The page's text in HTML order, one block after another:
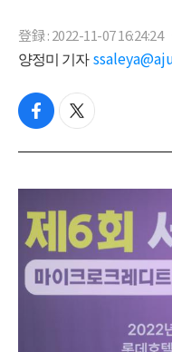
登録 : 2022-11-07 16:24:24
양정미 기자
f
c
b
o
k
t
i
t
r